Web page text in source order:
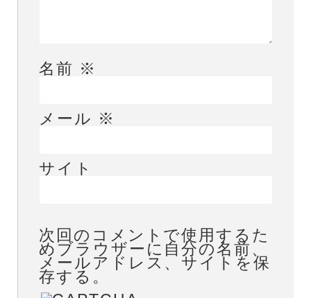
名前 ※
メール ※
サイト
次回のコメントで使用するた
めブラウザーに自分の名前、
メールアドレス、サイトを保
存する。